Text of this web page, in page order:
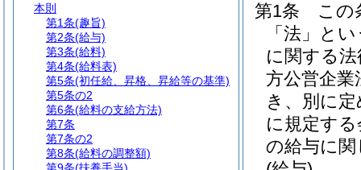
第1条
この
「法」と
に関する法
方公営企業
き、別に
に規定す
の給与に
本則
第1条(趣旨)
第2条(給与)
第3条(給料)
第4条(給料表)
第5条(初任給、昇格、昇給等の基準)
第5条の2
第6条(給料の支給方法)
第7条
第7条の2
第8条(給料の調整額)